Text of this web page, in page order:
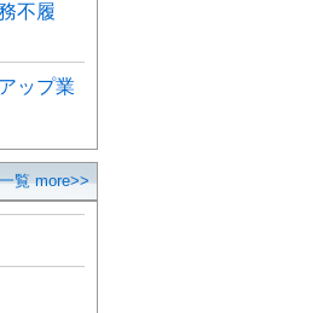
不履
ップ業
一覧 more>>